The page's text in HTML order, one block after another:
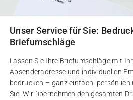
Unser Service für Sie:
Briefumschläge
Lassen Sie Ihre Briefumschläge mit
Absenderadresse und individuellen
bedrucken – ganz einfach,
Sie. Wir übernehmen den gesamten